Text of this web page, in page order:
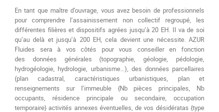
En tant que maître d’ouvrage, vous avez besoin de professionnels
pour comprendre l’assainissement non collectif regroupé, les
différentes filières et dispositifs agrées jusqu’à 20 EH. Il va de soi
qu’au delà et jusqu’à 200 EH, cela devient une nécessite. AZUR
Fluides sera à vos côtés pour vous conseiller en fonction
des données générales (topographie, géologie, pédologie,
hydrogéologie, hydrologie, urbanisme…), des données parcellaires
(plan cadastral, caractéristiques urbanistiques, plan et
renseignements sur l’immeuble {Nb pièces principales, Nb
occupants, résidence principale ou secondaire, occupation
temporaire} activités annexes éventuelles, de vos désidératas {type